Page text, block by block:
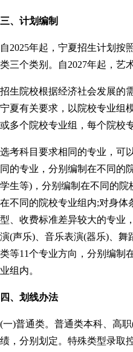
三、计划编制
自2025年起，宁夏招生计划按
类三个类别。自2027年起，艺
招生院校根据经济社会发展的
宁夏有关要求，以院校专业组
或多个院校专业组，每个院校
选考科目要求相同的专业，可
同的专业，分别编制在不同的
学生等)，分别编制在不同的
在不同的院校专业组内;对身体
型、收费标准差异较大的专业
演(声乐)、音乐表演(器乐)、
类等11个专业方向，分别编制
业组内。
四、划线办法
(一)普通类。普通类本科、高
绩，分别划定。特殊类型录取